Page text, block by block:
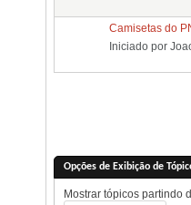
Camisetas do
Iniciado por
Opções de Exibição de
Mostrar tópicos partindo